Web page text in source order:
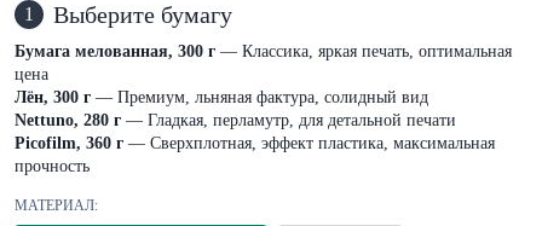
1 Выберите бумагу
Бумага мелованная, 300 г — Классика, яркая печать, оптимальная
цена
Лён, 300 г — Премиум, льняная фактура, солидный вид
Nettuno, 280 г — Гладкая, перламутр, для детальной печати
Picofilm, 360 г — Сверхплотная, эффект пластика, максимальная
прочность
МАТЕРИАЛ: